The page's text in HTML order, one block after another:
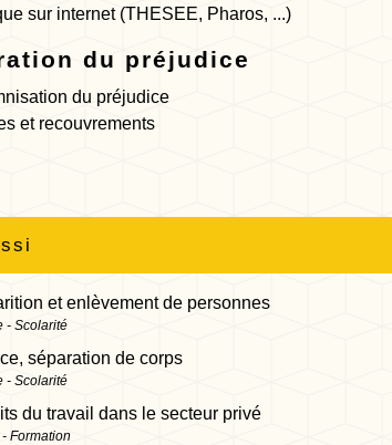
sur internet (THESEE, Pharos, ...)
du préjudice
du préjudice
et recouvrements
et enlèvement de personnes
- Scolarité
séparation de corps
- Scolarité
du travail dans le secteur privé
Formation